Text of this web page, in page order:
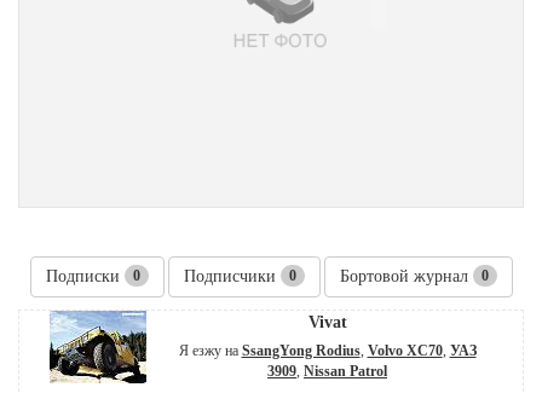
Подписки 0 Подписчики 0 Бортовой журнал 0
Vivat
Я езжу на SsangYong Rodius, Volvo XC70, УАЗ
3909 Nissan Patrol